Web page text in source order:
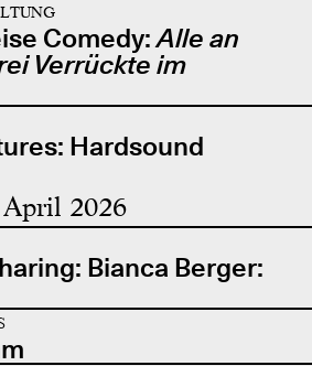
Comedy:Alle an
Verrückte im
Hardsound
April 2026
Bianca Berger: